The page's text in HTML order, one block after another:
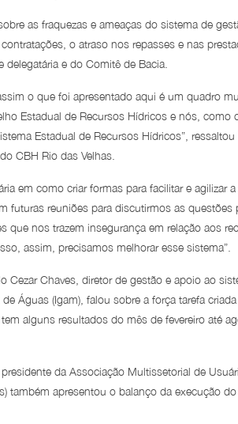
as fraquezas e ameaças do sistema de
o atraso nos repasses e nas
e do Comitê de Bacia.
o que foi apresentado aqui é um quadro
Estadual de Recursos Hídricos e nós, como
Estadual de Recursos Hídricos”,
CBH Rio das Velhas.
em como criar formas para facilitar e agilizar
futuras reuniões para discutirmos as questões
que nos trazem insegurança em relação aos
assim, precisamos melhorar esse sistema”.
Cezar Chaves, diretor de gestão e apoio ao
Águas (Igam), falou sobre a força tarefa
alguns resultados do mês de fevereiro até
da Associação Multissetorial de
também apresentou o balanço da execução